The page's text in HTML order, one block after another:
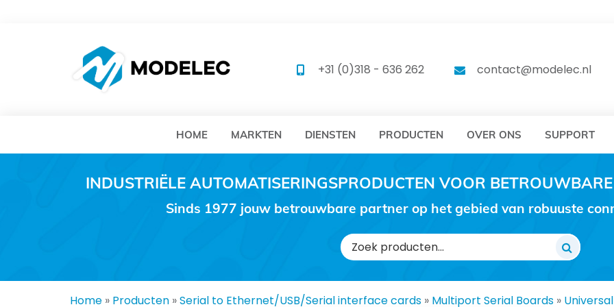
MODELEC MODELEC
+31 (0)318 - 636 262 contact@modelec.nl
HOME MARKTEN DIENSTEN PRODUCTEN OVER ONS SUPPORT
INDUSTRIËLE AUTOMATISERINGSPRODUCTEN VOOR
Sinds 1977 jouw betrouwbare partner op het gebied van robuuste
Zoeken
naar:
Home » Producten »Serial to Ethernet/USB/Serial interface cards » Multiport Serial Boards »